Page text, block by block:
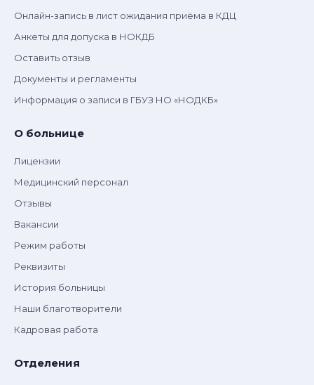
Онлайн-запись в лист ожидания приёма в КДЦ
Анкеты для допуска в НОКДБ
Оставить отзыв
Документы и регламенты
Информация о записи в ГБУЗ НО «НОДКБ»
О больнице
Лицензии
Медицинский персонал
Отзывы
Вакансии
Режим работы
Реквизиты
История больницы
Наши благотворители
Кадровая работа
Отделения